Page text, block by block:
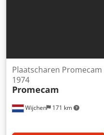
Wijchen 171 km
Plaatscharen
1974
Promecam